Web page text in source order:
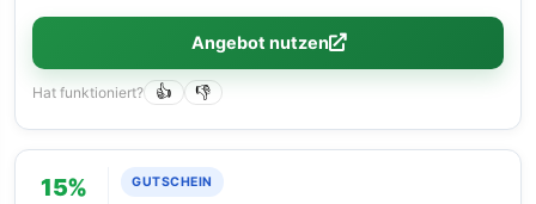
Angebot nutzen
Hat funktioniert? 👍 👎
15% GUTSCHEIN